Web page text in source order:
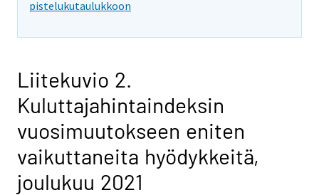
pistelukutaulukkoon
Liitekuvio 2.
Kuluttajahintaindeksin
vuosimuutokseen eniten
vaikuttaneita hyödykkeitä,
joulukuu 2021